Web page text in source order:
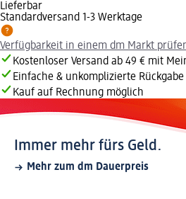
Lieferbar
Standardversand 1-3 Werktage
Verfügbarkeit in einem dm Markt
Kostenloser Versand ab 49 € mit
Einfache & unkomplizierte Rückgabe
Kauf auf Rechnung möglich
Immer mehr fürs Geld.
Mehr zum dm Dauerpreis